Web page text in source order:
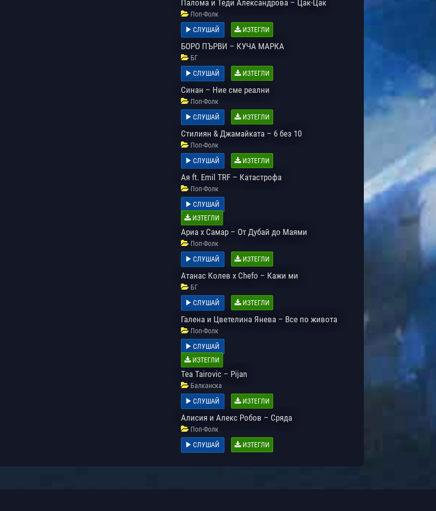
Палома и Теди Александрова – Цак-Цак
Поп-Фолк
СЛУШАЙ
ИЗТЕГЛИ
БОРО ПЪРВИ – КУЧА МАРКА
БГ
СЛУШАЙ
ИЗТЕГЛИ
Синан – Ние сме реални
Поп-Фолк
СЛУШАЙ
ИЗТЕГЛИ
Стилиян & Джамайката – 6 без 10
Поп-Фолк
СЛУШАЙ
ИЗТЕГЛИ
Ая ft. Emil TRF – Катастрофа
Поп-Фолк
СЛУШАЙ
ИЗТЕГЛИ
Ариа x Самар – От Дубай до Маями
Поп-Фолк
СЛУШАЙ
ИЗТЕГЛИ
Атанас Колев x Chefo – Кажи ми
БГ
СЛУШАЙ
ИЗТЕГЛИ
Галена и Цветелина Янева – Все по живота
Поп-Фолк
СЛУШАЙ
ИЗТЕГЛИ
Tea Tairovic – Pijan
Балканска
СЛУШАЙ
ИЗТЕГЛИ
Алисия и Алекс Робов – Сряда
Поп-Фолк
СЛУШАЙ
ИЗТЕГЛИ